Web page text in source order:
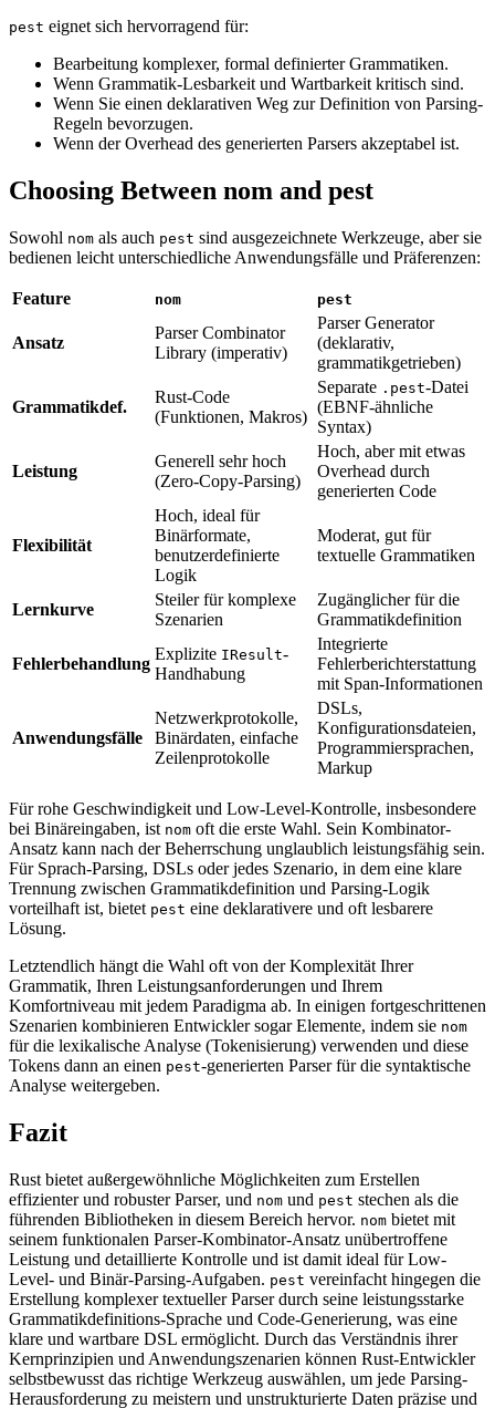
pest eignet sich hervorragend für:
Bearbeitung komplexer, formal definierter Grammatiken.
Wenn Grammatik-Lesbarkeit und Wartbarkeit kritisch sind.
Wenn Sie einen deklarativen Weg zur Definition von Parsing-
Regeln bevorzugen.
Wenn der Overhead des generierten Parsers akzeptabel ist.
Choosing Between nom and pest
Sowohl nom als auch pest sind ausgezeichnete Werkzeuge, aber sie
bedienen leicht unterschiedliche Anwendungsfälle und Präferenzen:
Feature nom pest
Ansatz
Parser Combinator
Library (imperativ)
Parser Generator
(deklarativ,
grammatikgetrieben)
Grammatikdef.
Rust-Code
(Funktionen, Makros)
Separate .pest-Datei
(EBNF-ähnliche
Syntax)
Leistung
Generell sehr hoch
(Zero-Copy-Parsing)
Hoch, aber mit etwas
Overhead durch
generierten Code
Flexibilität
Hoch, ideal für
Binärformate,
benutzerdefinierte
Logik
Moderat, gut für
textuelle Grammatiken
Lernkurve
Steiler für komplexe
Szenarien
Zugänglicher für die
Grammatikdefinition
Fehlerbehandlung
Explizite IResult-
Handhabung
Integrierte
Fehlerberichterstattung
mit Span-Informationen
Anwendungsfälle
Netzwerkprotokolle,
Binärdaten, einfache
Zeilenprotokolle
DSLs,
Konfigurationsdateien,
Programmiersprachen,
Markup
Für rohe Geschwindigkeit und Low-Level-Kontrolle, insbesondere
bei Binäreingaben, ist nom oft die erste Wahl. Sein Kombinator-
Ansatz kann nach der Beherrschung unglaublich leistungsfähig sein.
Für Sprach-Parsing, DSLs oder jedes Szenario, in dem eine klare
Trennung zwischen Grammatikdefinition und Parsing-Logik
vorteilhaft ist, bietet pest eine deklarativere und oft lesbarere
Lösung.
Letztendlich hängt die Wahl oft von der Komplexität Ihrer
Grammatik, Ihren Leistungsanforderungen und Ihrem
Komfortniveau mit jedem Paradigma ab. In einigen fortgeschrittenen
Szenarien kombinieren Entwickler sogar Elemente, indem sie nom
für die lexikalische Analyse (Tokenisierung) verwenden und diese
Tokens dann an einen pest-generierten Parser für die syntaktische
Analyse weitergeben.
Fazit
Rust bietet außergewöhnliche Möglichkeiten zum Erstellen
effizienter und robuster Parser, und nom und pest stechen als die
führenden Bibliotheken in diesem Bereich hervor. nom bietet mit
seinem funktionalen Parser-Kombinator-Ansatz unübertroffene
Leistung und detaillierte Kontrolle und ist damit ideal für Low-
Level- und Binär-Parsing-Aufgaben. pest vereinfacht hingegen die
Erstellung komplexer textueller Parser durch seine leistungsstarke
Grammatikdefinitions-Sprache und Code-Generierung, was eine
klare und wartbare DSL ermöglicht. Durch das Verständnis ihrer
Kernprinzipien und Anwendungszenarien können Rust-Entwickler
selbstbewusst das richtige Werkzeug auswählen, um jede Parsing-
Herausforderung zu meistern und unstrukturierte Daten präzise und